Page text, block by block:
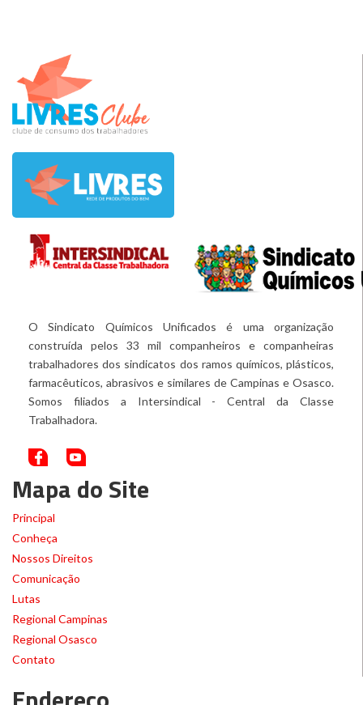
O Sindicato Químicos Unificados é uma organização
construída pelos 33 mil companheiros e companheiras
trabalhadores dos sindicatos dos ramos químicos, plásticos,
farmacêuticos, abrasivos e similares de Campinas e Osasco.
Somos filiados a Intersindical - Central da Classe
Trabalhadora.
Mapa do Site
Principal
Conheça
Nossos Direitos
Comunicação
Lutas
Regional Campinas
Regional Osasco
Contato